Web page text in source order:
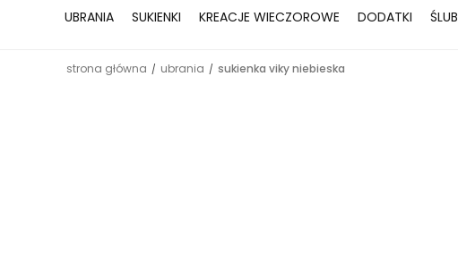
UBRANIA SUKIENKI KREACJE WIECZOROWE DODATKI ŚLUB
strona główna / ubrania / sukienka viky niebieska